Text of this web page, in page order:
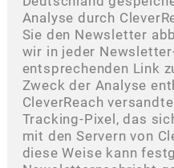
Analyse durch
Sie den Newsletter
wir in jeder
entsprechenden Link
Zweck der Analyse
CleverReach
Tracking-Pixel, das
mit den Servern von
diese Weise kann